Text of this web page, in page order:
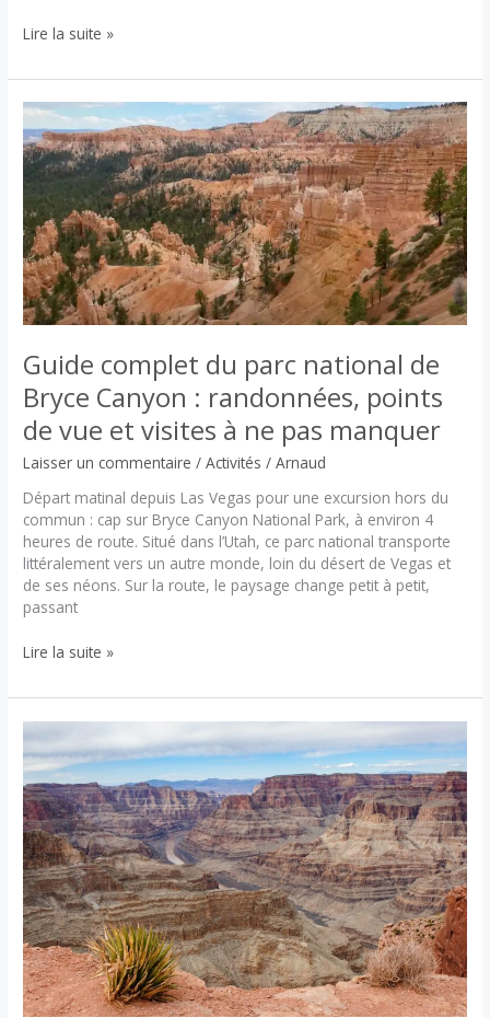
Visiter
Zone
51
entre
légendes
et
réalité
Lire la suite »
Guide complet du parc national de
Bryce Canyon : randonnées, points
de vue et visites à ne pas manquer
Laisser un commentaire /Activités /Arnaud
Départ matinal depuis Las Vegas pour une excursion hors du
commun : cap sur Bryce Canyon National Park, à environ 4
heures de route. Situé dans l’Utah, ce parc national transporte
littéralement vers un autre monde, loin du désert de Vegas et
de ses néons. Sur la route, le paysage change petit à petit,
passant
Guide
du
parc
national
de
Bryce
Canyon
:
randonnées,
points
de
vue
et
visites
à
ne
Lire la suite »